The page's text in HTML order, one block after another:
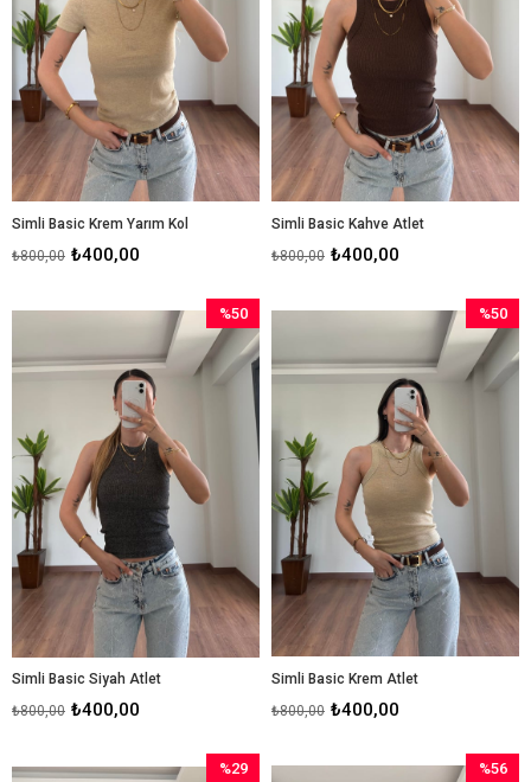
Simli Basic Krem Yarım Kol
₺400,00
₺800,00
Simli Basic Kahve Atlet
₺400,00
₺800,00
Simli Basic Siyah Atlet
₺400,00
₺800,00
%50
İndirim
%50İndirim
Simli Basic Krem Atlet
₺400,00
₺800,00
%50
İndirim
%29
%56